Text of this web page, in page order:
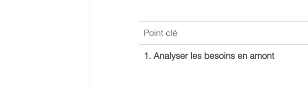
Point clé
1. Analyser les besoins en amont